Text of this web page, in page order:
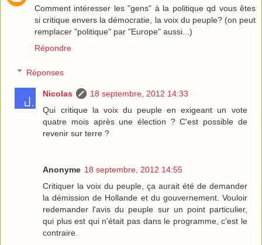
Comment intéresser les "gens" à la politique qd vous êtes
si critique envers la démocratie, la voix du peuple? (on peut
remplacer "politique" par "Europe" aussi...)
Répondre
Réponses
Nicolas
18 septembre, 2012 14:33
Qui critique la voix du peuple en exigeant un vote
quatre mois après une élection ? C'est possible de
revenir sur terre ?
Anonyme 18 septembre, 2012 14:55
Critiquer la voix du peuple, ça aurait été de demander
la démission de Hollande et du gouvernement. Vouloir
redemander l'avis du peuple sur un point particulier,
qui plus est qui n'était pas dans le programme, c'est le
contraire.